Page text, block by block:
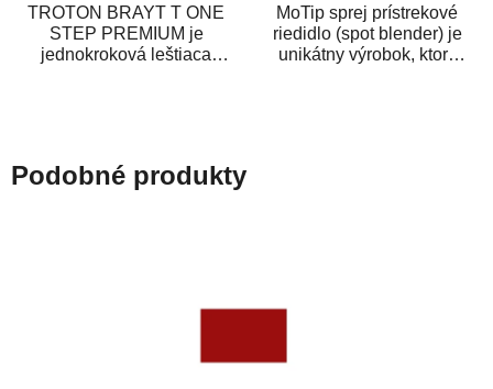
TROTON BRAYT T ONE
STEP PREMIUM je
jednokroková leštiaca
MoTip sprej prístrekové
riedidlo (spot blender) je
unikátny výrobok, ktorý
Podobné produkty